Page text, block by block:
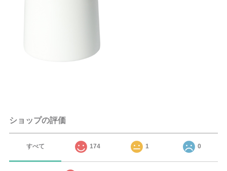
ショップの評価
すべて 174 1 0